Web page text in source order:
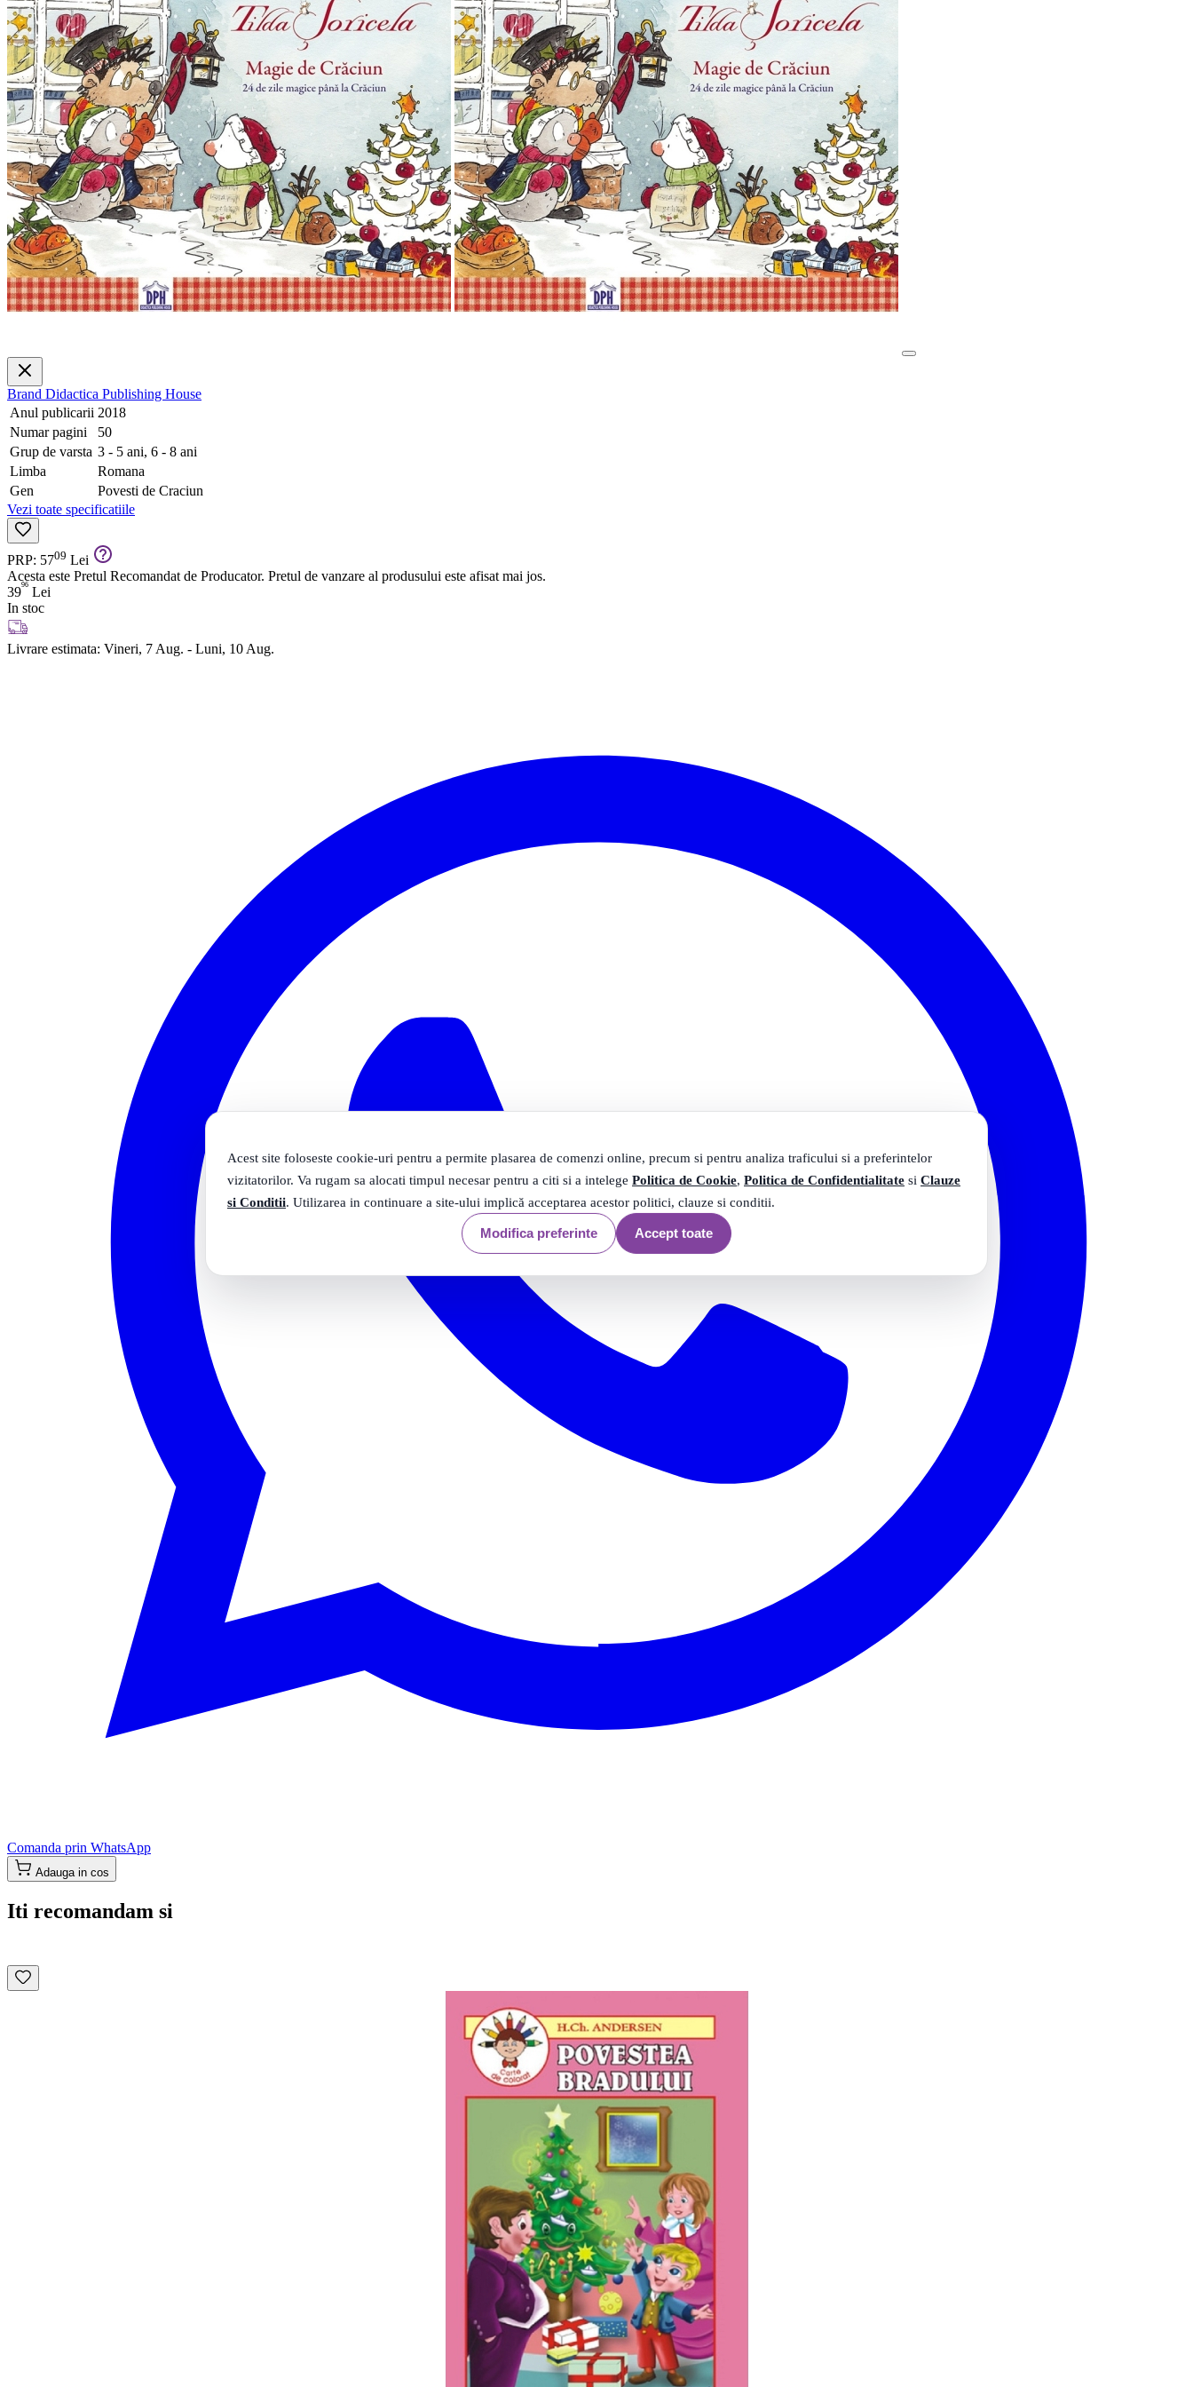
Acest site foloseste cookie-uri pentru a permite plasarea de comenzi online, precum si pentru analiza traficului si a preferintelor
vizitatorilor. Va rugam sa alocati timpul necesar pentru a citi si a intelege Politica de Cookie, Politica de Confidentialitate si Clauze
si Conditii. Utilizarea in continuare a site-ului implică acceptarea acestor politici, clauze si conditii.
Modifica preferinte Accept toate
Brand Didactica Publishing House
Anul publicarii 2018
Numar pagini
50
Grup de varsta 3 - 5 ani, 6 - 8 ani
Limba
Romana
Gen
Povesti de Craciun
Vezi toate specificatiile
PRP: 5709 Lei
Acesta este Pretul Recomandat de Producator. Pretul de vanzare al produsului este afisat mai jos.
3996 Lei
In stoc
Livrare estimata: Vineri, 7 Aug. - Luni, 10 Aug.
Comanda prin WhatsApp
Adauga in cos
Iti recomandam si